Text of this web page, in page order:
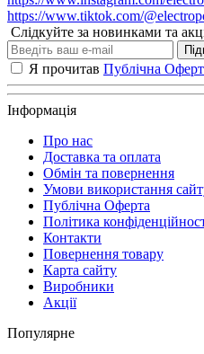
https://www.tiktok.com/
Слідкуйте за новинками та
Я прочитав Публічна
Інформація
Про нас
Доставка та оплата
Обмін та повернення
Умови використання
Публічна Оферта
Політика
Контакти
Повернення товару
Карта сайту
Виробники
Акції
Популярне